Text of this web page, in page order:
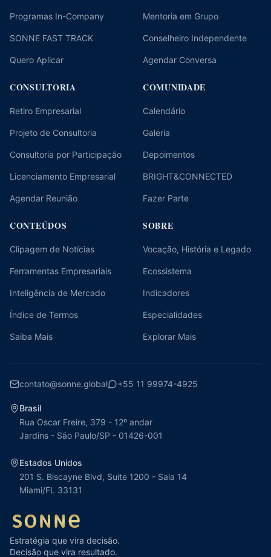
Programas In-Company
SONNE FAST TRACK
Quero Aplicar
Mentoria em Grupo
Conselheiro Independente
Agendar Conversa
CONSULTORIA
Retiro Empresarial
Projeto de Consultoria
Consultoria por Participação
Licenciamento Empresarial
Agendar Reunião
COMUNIDADE
Calendário
Galeria
Depoimentos
BRIGHT&CONNECTED
Fazer Parte
CONTEÚDOS
Clipagem de Notícias
Ferramentas Empresariais
Inteligência de Mercado
Índice de Termos
Saiba Mais
SOBRE
Vocação, História e Legado
Ecossistema
Indicadores
Especialidades
Explorar Mais
contato@sonne.global +55 11 99974-4925
Brasil
Rua Oscar Freire, 379 - 12º andar
Jardins - São Paulo/SP - 01426-001
Estados Unidos
201 S. Biscayne Blvd, Suite 1200 - Sala 14
Miami/FL 33131
Estratégia que vira decisão.
Decisão que vira resultado.